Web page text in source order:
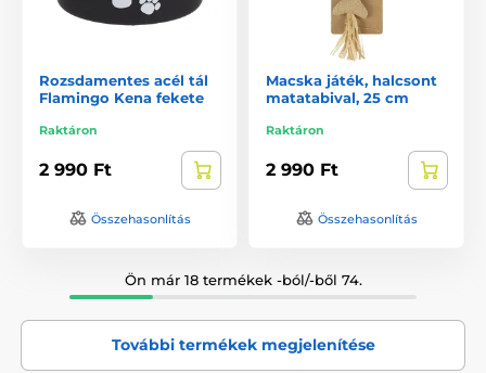
Rozsdamentes acél tál
Flamingo Kena fekete
Raktáron
2 990 Ft
Összehasonlítás
Macska játék, halcsont
matatabival, 25 cm
Raktáron
2 990 Ft
Összehasonlítás
Ön már 18 termékek -ból/-ből 74.
További termékek megjelenítése